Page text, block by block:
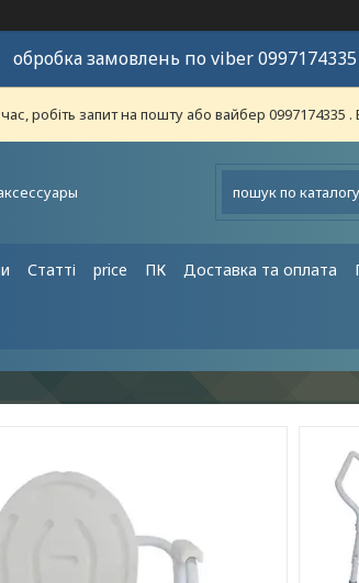
обробка замовлень по viber
робіть запит на пошту або вайбер 0997174335
Статті price ПК Доставка та оплата